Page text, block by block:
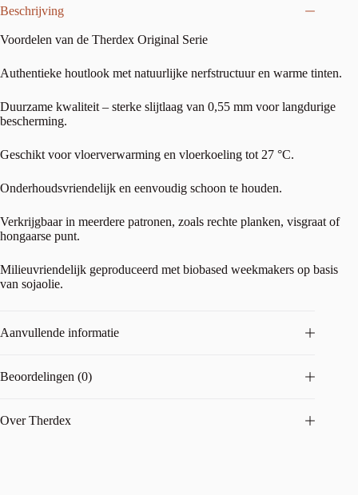
Beschrijving
Voordelen van de Therdex Original Serie
Authentieke houtlook met natuurlijke nerfstructuur en warme tinten.
Duurzame kwaliteit – sterke slijtlaag van 0,55 mm voor langdurige
bescherming.
Geschikt voor vloerverwarming en vloerkoeling tot 27 °C.
Onderhoudsvriendelijk en eenvoudig schoon te houden.
Verkrijgbaar in meerdere patronen, zoals rechte planken, visgraat of
hongaarse punt.
Milieuvriendelijk geproduceerd met biobased weekmakers op basis
van sojaolie.
Aanvullende informatie
Beoordelingen (0)
Over Therdex